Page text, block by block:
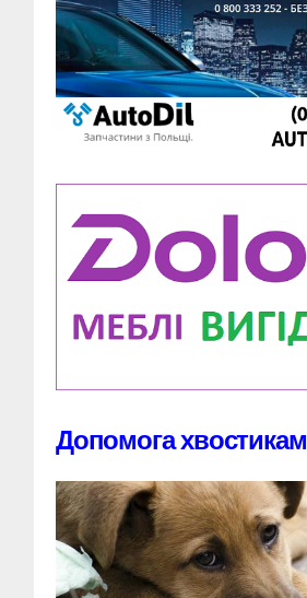
Допомога хвостикам